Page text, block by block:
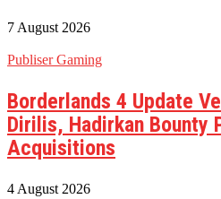
7 August 2026
Publiser Gaming
Borderlands 4 Update
Dirilis, Hadirkan Bounty
Acquisitions
4 August 2026